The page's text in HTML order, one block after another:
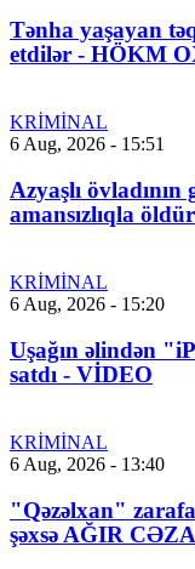
Tənha yaşayan
etdilər - HÖKM
KRİMİNAL
6 Aug, 2026 - 15:51
Azyaşlı övladının
amansızlıqla
KRİMİNAL
6 Aug, 2026 - 15:20
Uşağın əlindən
satdı - VİDEO
KRİMİNAL
6 Aug, 2026 - 13:40
"Qəzəlxan"
şəxsə AĞIR CƏZA